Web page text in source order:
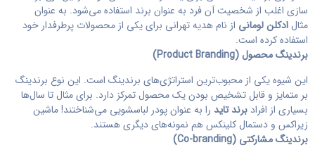
سازی اغلب از شخصیت آن فرد به عنوان برند استفاده می‌شود. به عنوان
مثالادکلن لومانی از نام هدیه تهرانی برای یکی از محصولات پرطرفدار خود
استفاده کرده است.
برندینگ محصول (Product Branding
)
این شیوه یکی از محبوب‌ترین استراتژی‌های برندینگ است. این نوع برندینگ
بر متمایز و قابل تشخیص بودن یک محصول تمرکز دارد. برای مثال تا سال‌ها
بسیاری از افراد برند تاید را به عنوان پودر لباسشویی می‌شناختند! ماشین
زیراکس و دستمال کلینکس هم نمونه‌های دیگری هستند.
برندینگ مشارکتی (Co-branding
)